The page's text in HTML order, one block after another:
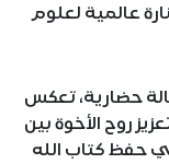
عالمية لعلوم
حضارية، تعكس
روح الأخوة بين
حفظ كتاب الله